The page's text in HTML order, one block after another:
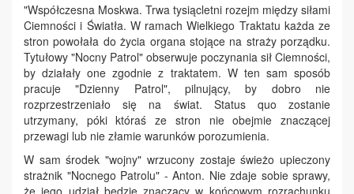
"Współczesna Moskwa. Trwa tysiącletni rozejm między siłami
Ciemności i Światła. W ramach Wielkiego Traktatu każda ze
stron powołała do życia organa stojące na straży porządku.
Tytułowy "Nocny Patrol" obserwuje poczynania sił Ciemności,
by działały one zgodnie z traktatem. W ten sam sposób
pracuje "Dzienny Patrol", pilnujący, by dobro nie
rozprzestrzeniało się na świat. Status quo zostanie
utrzymany, póki któraś ze stron nie obejmie znaczącej
przewagi lub nie złamie warunków porozumienia.
W sam środek "wojny" wrzucony zostaje świeżo upieczony
strażnik "Nocnego Patrolu" - Anton. Nie zdaje sobie sprawy,
że jego udział będzie znaczący w końcowym rozrachunku